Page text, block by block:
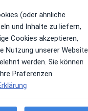
(oder ähnliche
und Inhalte zu liefern,
Cookies akzeptieren,
Nutzung unserer Website
werden. Sie können
Präferenzen